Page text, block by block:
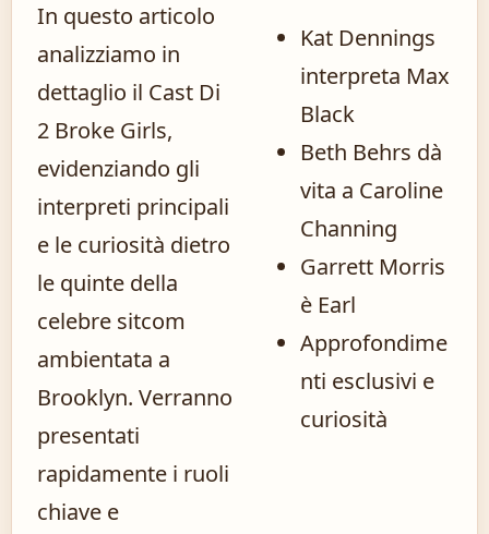
In questo articolo
analizziamo in
dettaglio il Cast Di
2 Broke Girls,
evidenziando gli
interpreti principali
e le curiosità dietro
le quinte della
celebre sitcom
ambientata a
Brooklyn. Verranno
presentati
rapidamente i ruoli
chiave e
Kat Dennings
interpreta Max
Black
Beth Behrs dà
vita a Caroline
Channing
Garrett Morris
è Earl
Approfondime
nti esclusivi e
curiosità